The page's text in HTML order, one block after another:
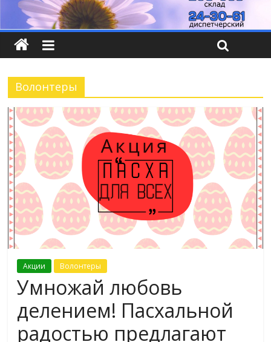
Волонтеры
Акции Волонтеры
Умножай любовь
делением! Пасхальной
радостью предлагают